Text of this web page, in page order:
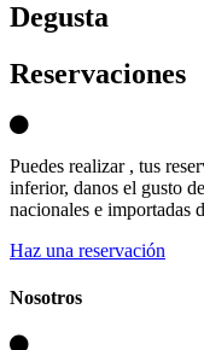
Degusta
Reservaciones
Puedes realizar , tus
inferior, danos el gusto
nacionales e importadas
Haz una reservación
Nosotros